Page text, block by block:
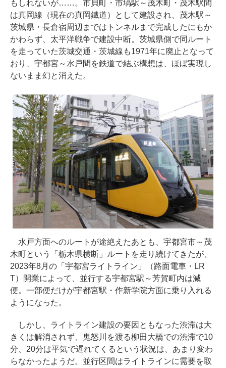
もしれないが……。市貝町・市塙駅～茂木町・茂木駅間
は真岡線（現在の真岡鐡道）として建設され、茂木駅～
茨城県・長倉宿周辺まではトンネルまで完成したにもか
かわらず、太平洋戦争で建設中断。茨城県側で同ルート
を走っていた茨城交通・茨城線も1971年に廃止となって
おり、宇都宮～水戸間を鉄道で結ぶ構想は、ほぼ実現し
ないまま幻と消えた。
水戸方面へのルートが途絶えたあとも、宇都宮市～茂
木町という「栃木県横断」ルートを走り続けてきたが、
2023年8月の「宇都宮ライトライン」（路面電車・LR
T）開業によって、並行する宇都宮駅～芳賀町内は減
便。一部便だけが宇都宮駅・作新学院方面に乗り入れる
ようになった。
しかし、ライトライン建設の要因ともなった渋滞は大
きくは解消されず、鬼怒川を渡る柳田大橋での渋滞で10
分、20分は平気で遅れてくるという状況は、あまり変わ
らなかったようだ。並行区間はライトラインに需要を取